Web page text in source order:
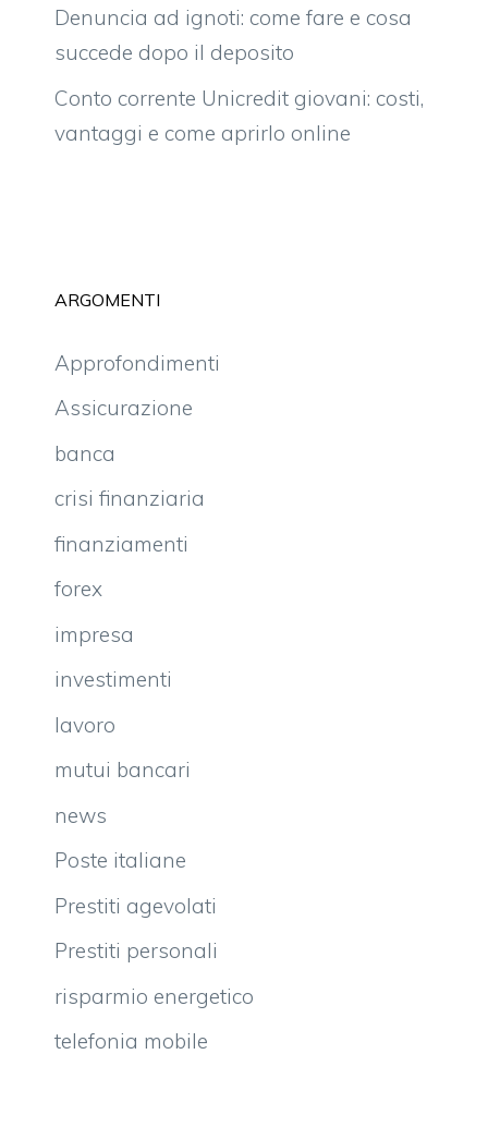
Denuncia ad ignoti: come fare e cosa
succede dopo il deposito
Conto corrente Unicredit giovani: costi,
vantaggi e come aprirlo online
ARGOMENTI
Approfondimenti
Assicurazione
banca
crisi finanziaria
finanziamenti
forex
impresa
investimenti
lavoro
mutui bancari
news
Poste italiane
Prestiti agevolati
Prestiti personali
risparmio energetico
telefonia mobile